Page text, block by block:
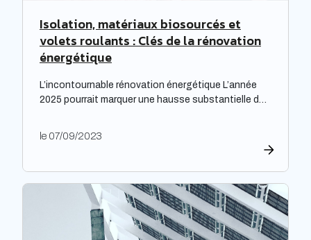
Isolation, matériaux biosourcés et
volets roulants : Clés de la rénovation
énergétique
L’incontournable rénovation énergétique L’année
2025 pourrait marquer une hausse substantielle des
deviennent alors essentiels pour les propriétaires
tarifs de l’électricité. Cette initiative est
particulièrement cruciale pour les logements
qualifiés de passoires thermiques, qui connaissent
d’importants […]
le 07/09/2023